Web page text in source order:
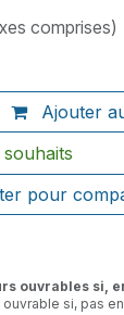
comprises)
Ajouter
pour
ouvrables si,
ouvrable si, pas